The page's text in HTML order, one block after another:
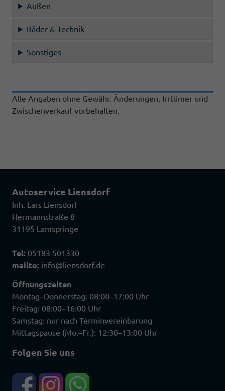
Außen
Räder & Technik
Sonstiges
Alle Angaben ohne Gewähr. Änderungen, Irrtümer und
Zwischenverkauf vorbehalten.
Autoservice Liensdorf
Inh. Lars Liensdorf
Hermannstraße 8
31195 Lamspringe
Tel: 05183 501330
mailto: info@liensdorf.de
Öffnungszeiten
Montag–Donnerstag: 08:00–17:00 Uhr
Freitag: 08:00–16:00 Uhr
Samstag: nur nach Terminvereinbarung
Mittagspause (Mo.–Fr.): 12:30–13:00 Uhr
Folgen Sie uns